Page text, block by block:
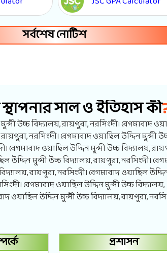
সর্বশেষ নোটিশ
সাল ও ইতিহাস কী
উচ্চ বিদ্যালয়, রায়পুরা, নরসিংদী। বেগমাবাদ
নরসিংদী। বেগমাবাদ ওয়াছিল উদ্দিন মুন্সী
বেগমাবাদ ওয়াছিল উদ্দিন মুন্সী উচ্চ বিদ্যালয়,
উদ্দিন মুন্সী উচ্চ বিদ্যালয়, রায়পুরা, নরসিংদী।
রায়পুরা, নরসিংদী। বেগমাবাদ ওয়াছিল
বেগমাবাদ ওয়াছিল উদ্দিন মুন্সী উচ্চ বিদ্যালয়,
ওয়াছিল উদ্দিন মুন্সী উচ্চ বিদ্যালয়, রায়পুরা,
প্রশাসন